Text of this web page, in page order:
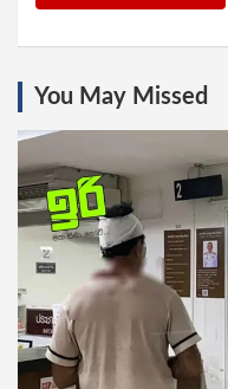
You May Missed